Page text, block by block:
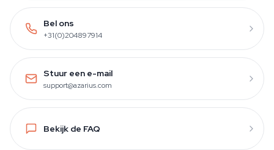
Bel ons
+31(0)204897914
Stuur een e-mail
support@azarius.com
Bekijk de FAQ